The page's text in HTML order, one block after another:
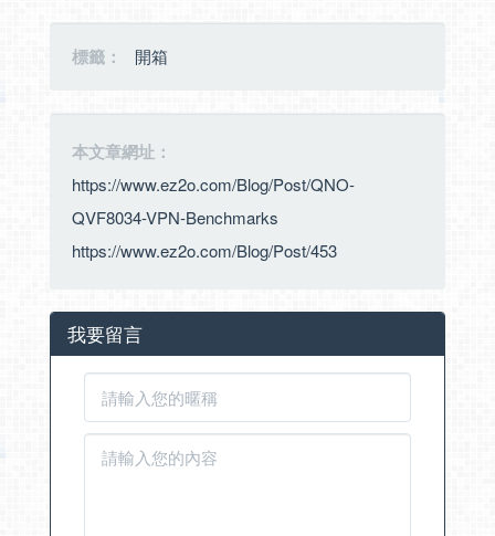
標籤： 開箱
本文章網址：
https://www.ez2o.com/Blog/Post/QNO-
QVF8034-VPN-Benchmarks
https://www.ez2o.com/Blog/Post/453
我要留言